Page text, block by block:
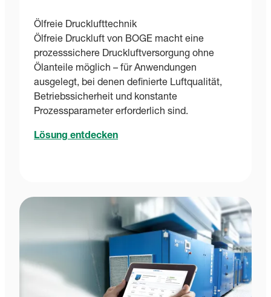
Ölfreie Drucklufttechnik
Ölfreie Druckluft von BOGE macht eine
prozesssichere Druckluftversorgung ohne
Ölanteile möglich – für Anwendungen
ausgelegt, bei denen definierte Luftqualität,
Betriebssicherheit und konstante
Prozessparameter erforderlich sind.
Lösung entdecken